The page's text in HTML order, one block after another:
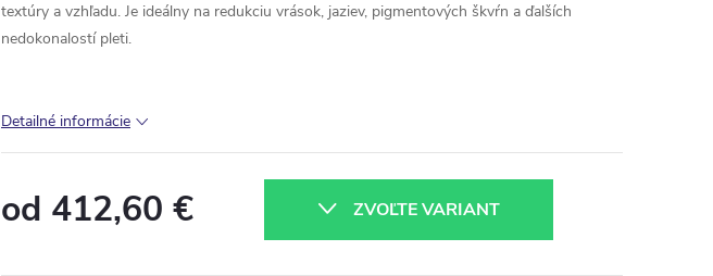
textúry a vzhľadu. Je ideálny na redukciu vrások, jaziev, pigmentových škvŕn a ďalších
nedokonalostí pleti.
Detailné informácie
od 412,60 € ZVOĽTE VARIANT